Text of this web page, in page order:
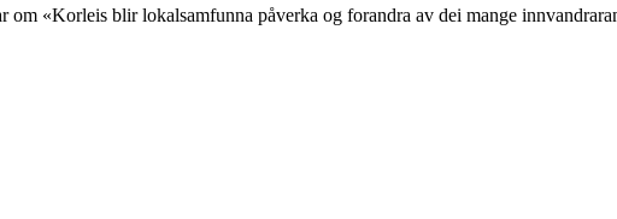
om «Korleis blir lokalsamfunna påverka og forandra av dei mange